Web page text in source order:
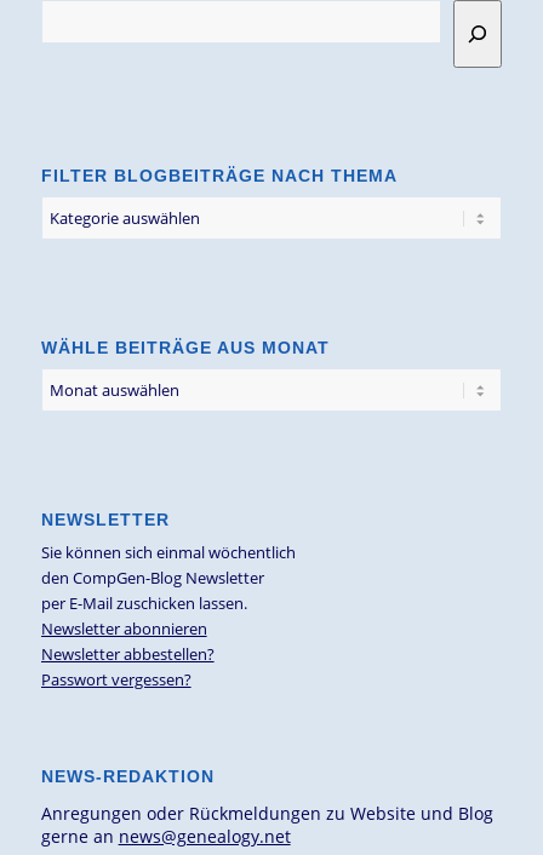
FILTER BLOGBEITRÄGE NACH THEMA
Filter
Blogbeiträge
WÄHLE BEITRÄGE AUS MONAT
NEWSLETTER
Sie können sich einmal wöchentlich
den CompGen-Blog Newsletter
per E-Mail zuschicken lassen.
Newsletter abonnieren
Newsletter abbestellen?
Passwort vergessen?
NEWS-REDAKTION
Anregungen oder Rückmeldungen zu Website und Blog
gerne an news@genealogy.net